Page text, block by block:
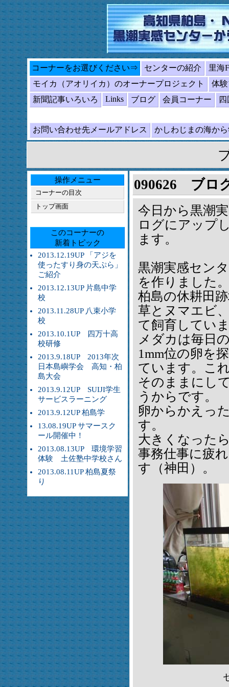
コーナーをお選びください⇒ センターの紹介
里海
モイカ（アオリイカ）のオーナープロジェクト
体
新聞記事いろいろ
Links ブログ 会員コーナー
お問い合わせ先メールアドレス かしわじまの海か
操作メニュー
コーナーの目次
トップ画面
このコーナーの
新着トピック
2013.12.19UP 「アジを
使ったすり身の天ぷら」
ご紹介
2013.12.13UP 片島中学
校
2013.11.28UP 八束小学
校
2013.10.1UP 四万十高
校研修
2013.9.18UP 2013年次
日本島嶼学会 高知・柏
島大会
2013.9.12UP SUIJI学生
サービスラーニング
2013.9.12UP 柏島学
13.08.19UP サマースク
ール開催中！
2013.08.13UP 環境学習
体験 土佐塾中学校さん
2013.08.11UP 柏島夏祭
り
090626 ブロ
今日から黒潮
ログにアップ
ます。
黒潮実感セン
を作りました
柏島の休耕田
草とヌマエビ
て飼育してい
メダカは毎日
1mm位の卵を
ています。こ
そのままにし
うからです。
卵からかえっ
す。
大きくなった
事務仕事に疲
す（神田）。